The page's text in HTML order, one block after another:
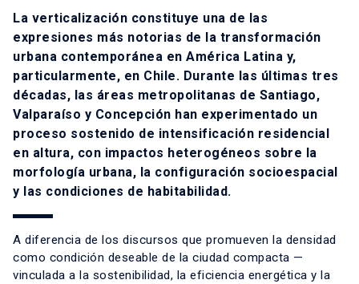
La verticalización constituye una de las
expresiones más notorias de la transformación
urbana contemporánea en América Latina y,
particularmente, en Chile. Durante las últimas tres
décadas, las áreas metropolitanas de Santiago,
Valparaíso y Concepción han experimentado un
proceso sostenido de intensificación residencial
en altura, con impactos heterogéneos sobre la
morfología urbana, la configuración socioespacial
y las condiciones de habitabilidad.
A diferencia de los discursos que promueven la densidad
como condición deseable de la ciudad compacta —
vinculada a la sostenibilidad, la eficiencia energética y la